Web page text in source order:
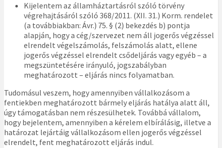
Kijelentem az államháztartásról szóló törvény
végrehajtásáról szóló 368/2011. (XII. 31.) Korm. rendelet
(a továbbiakban: Ávr.) 75. § (2) bekezdés b) pontja
alapján, hogy a cég/szervezet nem áll jogerős végzéssel
elrendelt végelszámolás, felszámolás alatt, ellene
jogerős végzéssel elrendelt csődeljárás vagy egyéb – a
megszüntetésére irányuló, jogszabályban
meghatározott – eljárás nincs folyamatban.
Tudomásul veszem, hogy amennyiben vállalkozásom a
fentiekben meghatározott bármely eljárás hatálya alatt áll,
úgy támogatásban nem részesülhetek. Továbbá vállalom,
hogy bejelentem, amennyiben a kérelem elbírálásig, illetve a
határozat lejártáig vállalkozásom ellen jogerős végzéssel
elrendelt, fent meghatározott eljárás indul.